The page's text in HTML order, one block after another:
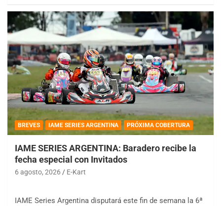
BREVES IAME SERIES ARGENTINA PRÓXIMA COBERTURA
IAME SERIES ARGENTINA: Baradero recibe la
fecha especial con Invitados
6 agosto, 2026 E-Kart
IAME Series Argentina disputará este fin de semana la 6ª